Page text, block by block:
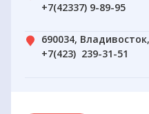
+7(42337) 9-89-95
690034,
+7(423) 239-31-51